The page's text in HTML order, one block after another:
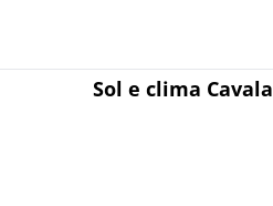
Sol e clima Cavala